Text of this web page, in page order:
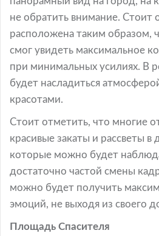
не обратить внимание. Стоит
расположена таким образом,
смог увидеть максимальное
при минимальных усилиях. В
будет насладиться
красотами.
Стоит отметить, что многие
красивые закаты и рассветы в
которые можно будет
достаточно частой смены
можно будет получить
эмоций, не выходя из своего
Площадь Спасителя